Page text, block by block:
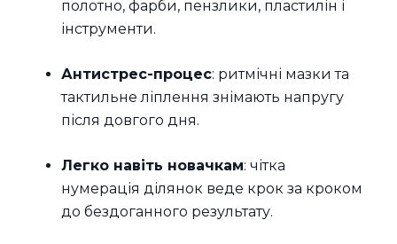
полотно, фарби, пензлики, пластилін і
інструменти.
Антистрес-процес: ритмічні мазки та
тактильне ліплення знімають напругу
після довгого дня.
Легко навіть новачкам: чітка
нумерація ділянок веде крок за кроком
до бездоганного результату.